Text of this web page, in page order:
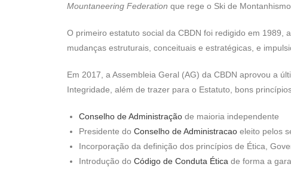
Mountaneering Federation que rege o Ski de Montanhismo.
O primeiro estatuto social da CBDN foi redigido em 1989,
mudanças estruturais, conceituais e estratégicas, e
Em 2017, a Assembleia Geral (AG) da CBDN aprovou a
Integridade, além de trazer para o Estatuto, bons
Conselho de Administração de maioria independente
Presidente do Conselho de Administracao eleito pelos
Incorporação da definição dos princípios de Ética,
Introdução do Código de Conduta Ética de forma a